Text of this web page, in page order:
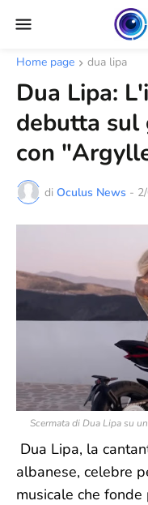
Home page dua lipa
Dua Lipa:
debutta sul
con
di Oculus News -
Scermata di Dua Lipa su
Dua Lipa, la
albanese, celebre
musicale che